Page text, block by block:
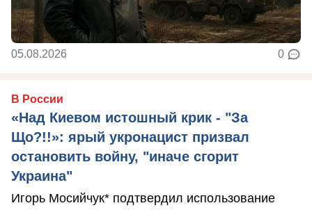
05.08.2026 0
В России
«Над Киевом истошный крик - "За
Що?!!»: ярый укронацист призвал
остановить войну, "иначе сгорит
Украина"
Игорь Мосийчук* подтвердил использование